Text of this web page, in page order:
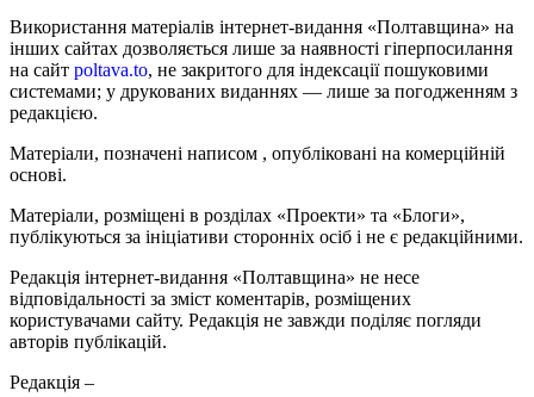
Використання матеріалів інтернет-видання «Полтавщина» на
інших сайтах дозволяється лише за наявності гіперпосилання
на сайт poltava.to, не закритого для індексації пошуковими
системами; у друкованих виданнях — лише за погодженням з
редакцією.
Матеріали, позначені написом , опубліковані на комерційній
основі.
Матеріали, розміщені в розділах «Проекти» та «Блоги»,
публікуються за ініціативи сторонніх осіб і не є редакційними.
Редакція інтернет-видання «Полтавщина» не несе
відповідальності за зміст коментарів, розміщених
користувачами сайту. Редакція не завжди поділяє погляди
авторів публікацій.
Редакція –